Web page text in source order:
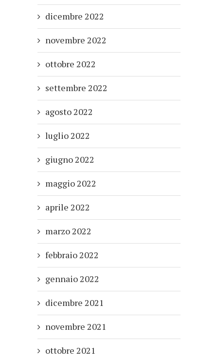
dicembre 2022
novembre 2022
ottobre 2022
settembre 2022
agosto 2022
luglio 2022
giugno 2022
maggio 2022
aprile 2022
marzo 2022
febbraio 2022
gennaio 2022
dicembre 2021
novembre 2021
ottobre 2021